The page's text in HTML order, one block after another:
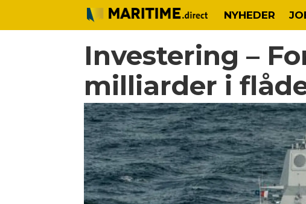
NYHEDER
Investering –
milliarder i